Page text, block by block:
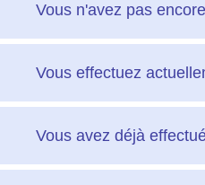
Vous n'avez pas
Vous effectuez
Vous avez déjà